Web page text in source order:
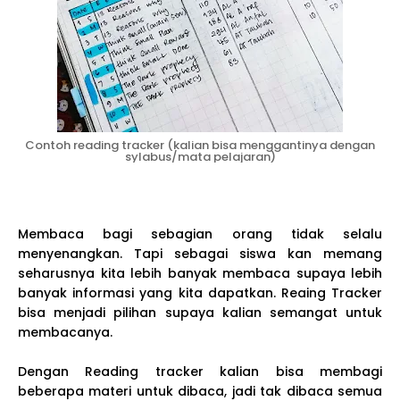
Contoh reading tracker (kalian bisa menggantinya dengan
sylabus/mata pelajaran)
Membaca bagi sebagian orang tidak selalu
menyenangkan. Tapi sebagai siswa kan memang
seharusnya kita lebih banyak membaca supaya lebih
banyak informasi yang kita dapatkan. Reaing Tracker
bisa menjadi pilihan supaya kalian semangat untuk
membacanya.
Dengan Reading tracker kalian bisa membagi
beberapa materi untuk dibaca, jadi tak dibaca semua